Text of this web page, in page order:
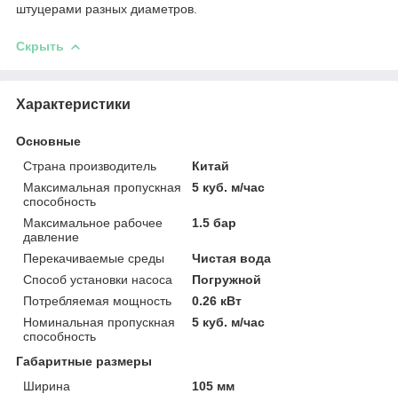
штуцерами разных диаметров.
Скрыть
Характеристики
Основные
Страна производитель
Китай
Максимальная пропускная
способность
5 куб. м/час
Максимальное рабочее
давление
1.5 бар
Перекачиваемые среды
Чистая вода
Способ установки насоса
Погружной
Потребляемая мощность
0.26 кВт
Номинальная пропускная
способность
5 куб. м/час
Габаритные размеры
Ширина
105 мм